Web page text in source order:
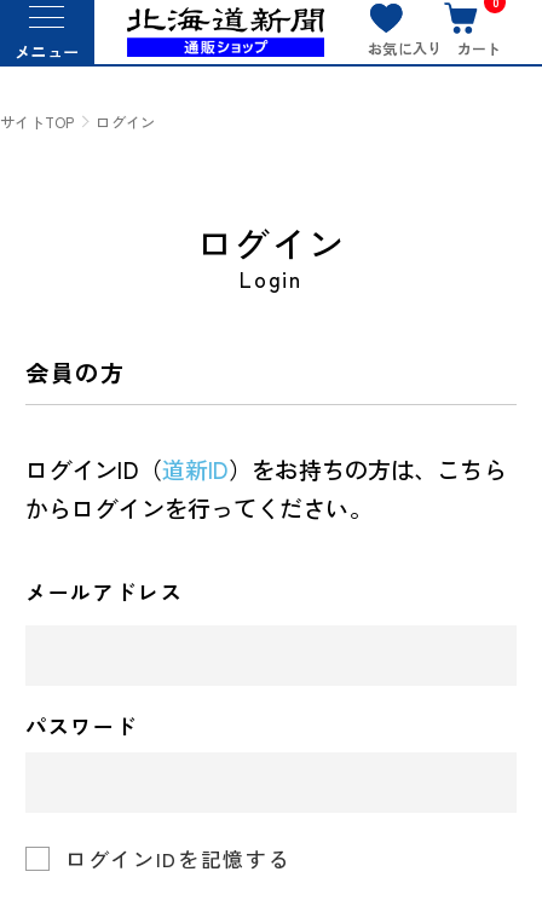
メニュー お気に入り カート
サイトTOP ログイン
ログイン
Login
会員の方
ログインID（道新ID）をお持ちの方は、こちら
からログインを行ってください。
メールアドレス
パスワード
ログインIDを記憶する